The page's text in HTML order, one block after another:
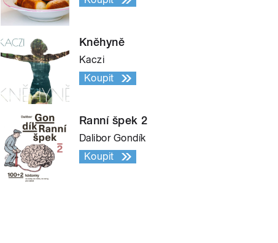
Kněhyně
Kaczi
Koupit
Ranní špek 2
Dalibor Gondík
Koupit